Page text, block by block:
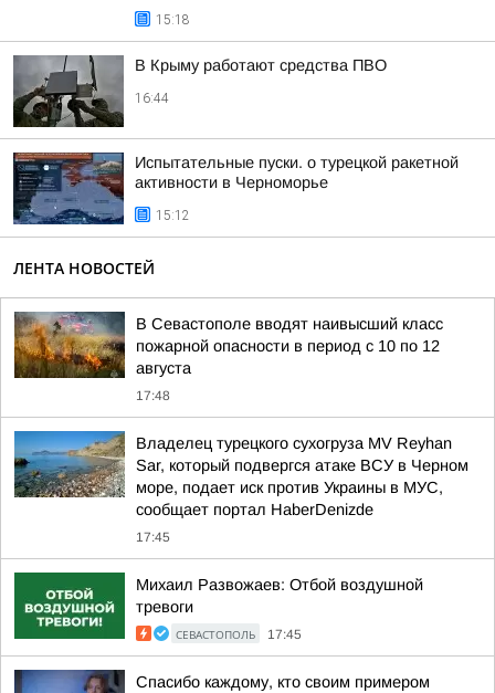
15:18
В Крыму работают средства ПВО
16:44
Испытательные пуски. о турецкой ракетной
активности в Черноморье
15:12
ЛЕНТА НОВОСТЕЙ
В Севастополе вводят наивысший класс
пожарной опасности в период с 10 по 12
августа
17:48
Владелец турецкого сухогруза MV Reyhan
Sar, который подвергся атаке ВСУ в Черном
море, подает иск против Украины в МУС,
сообщает портал HaberDenizde
17:45
Михаил Развожаев: Отбой воздушной
тревоги
СЕВАСТОПОЛЬ 17:45
Спасибо каждому, кто своим примером